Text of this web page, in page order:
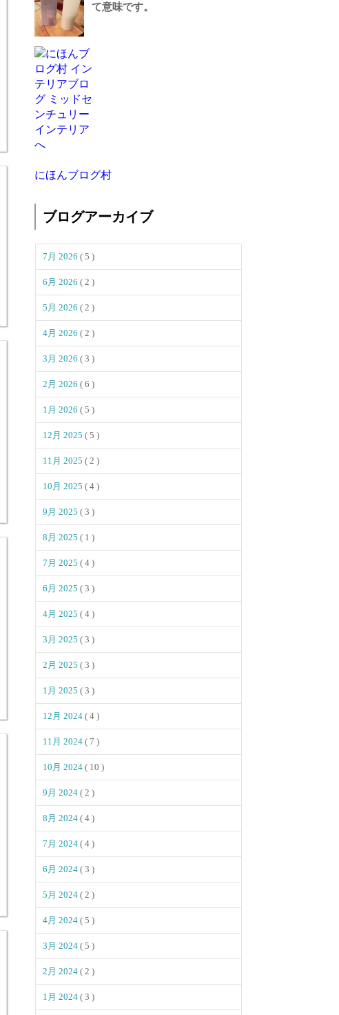
て意味です。
にほんブログ村
ブログアーカイブ
7月 2026 ( 5 )
6月 2026 ( 2 )
5月 2026 ( 2 )
4月 2026 ( 2 )
3月 2026 ( 3 )
2月 2026 ( 6 )
1月 2026 ( 5 )
12月 2025 ( 5 )
11月 2025 ( 2 )
10月 2025 ( 4 )
9月 2025 ( 3 )
8月 2025 ( 1 )
7月 2025 ( 4 )
6月 2025 ( 3 )
4月 2025 ( 4 )
3月 2025 ( 3 )
2月 2025 ( 3 )
1月 2025 ( 3 )
12月 2024 ( 4 )
11月 2024 ( 7 )
10月 2024 ( 10 )
9月 2024 ( 2 )
8月 2024 ( 4 )
7月 2024 ( 4 )
6月 2024 ( 3 )
5月 2024 ( 2 )
4月 2024 ( 5 )
3月 2024 ( 5 )
2月 2024 ( 2 )
1月 2024 ( 3 )